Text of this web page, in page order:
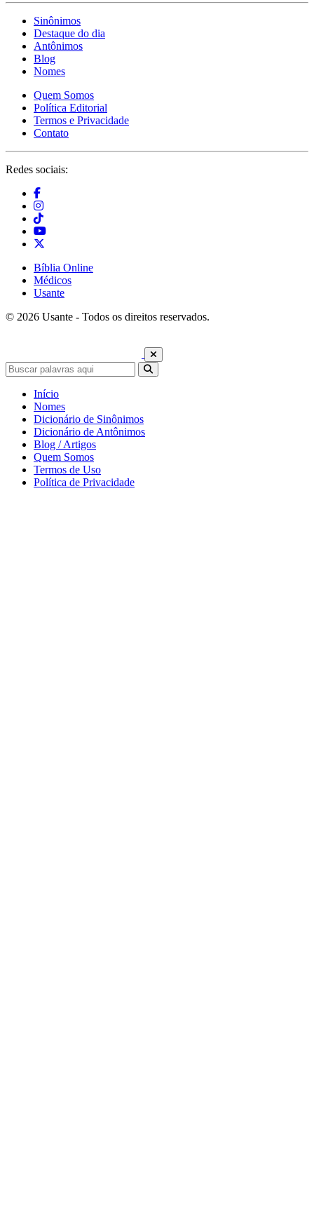
Sinônimos
Destaque do dia
Antônimos
Blog
Nomes
Quem Somos
Política Editorial
Termos e Privacidade
Contato
Redes sociais:
Bíblia Online
Médicos
Usante
© 2026 Usante - Todos os direitos reservados.
Início
Nomes
Dicionário de Sinônimos
Dicionário de Antônimos
Blog / Artigos
Quem Somos
Termos de Uso
Política de Privacidade